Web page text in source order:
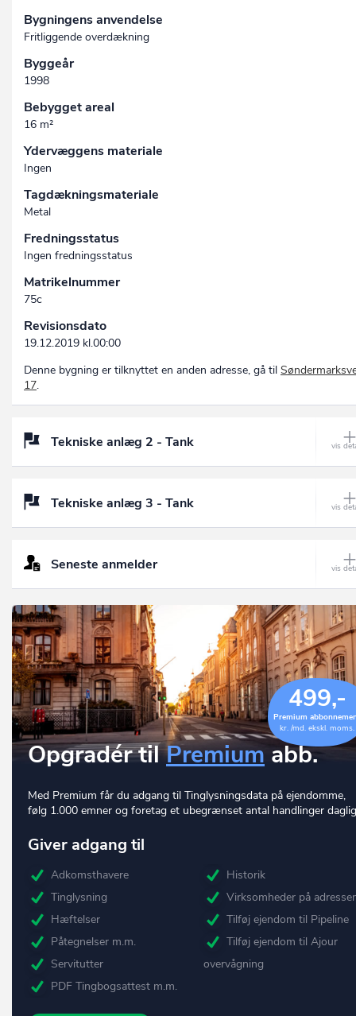
Bygningens anvendelse
Fritliggende overdækning
Byggeår
1998
Bebygget areal
16 m²
Ydervæggens materiale
Ingen
Tagdækningsmateriale
Metal
Fredningsstatus
Ingen fredningsstatus
Matrikelnummer
75c
Revisionsdato
19.12.2019 kl.00:00
Denne bygning er tilknyttet en anden adresse, gå til
17.
Tekniske anlæg 2 - Tank
Tekniske anlæg 3 - Tank
Seneste anmelder
499,-
Premium
kr. /md. ekskl. moms.
Opgradér tilPremium abb.
Med Premium får du adgang til Tinglysningsdata på ejendomme,
følg 1.000 emner og foretag et ubegrænset antal handlinger
Giver adgang til
Adkomsthavere
Tinglysning
Hæftelser
Påtegnelser m.m.
Servitutter
PDF Tingbogsattest m.m.
Historik
Virksomheder på
Tilføj ejendom til Pipeline
Tilføj ejendom til Ajour
overvågning